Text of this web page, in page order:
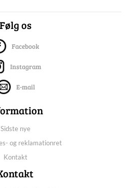
Følg os
Facebook
Instagram
E-mail
Sidste nye
og reklamationret
Kontakt